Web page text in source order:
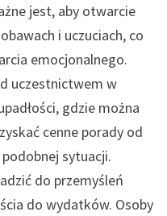
jest, aby otwarcie
i uczuciach, co
emocjonalnego.
uczestnictwem w
gdzie można
cenne porady od
sytuacji.
do przemyśleń
do wydatków. Osoby